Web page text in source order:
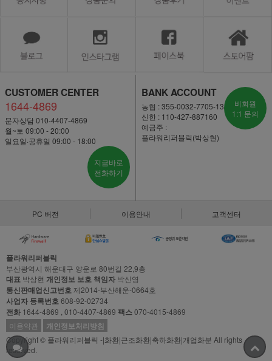
CUSTOMER CENTER
1644-4869
문자상담 010-4407-4869
월~토 09:00 - 20:00
일요일·공휴일 09:00 - 18:00
지금바로
전화하기
BANK ACCOUNT
농협 : 355-0032-7705-13
신한 : 110-427-887160
예금주 :
플라워리퍼블릭(박상현)
비회원
1:1 문의
PC 버전 이용안내 고객센터
플라워리퍼블릭
부산광역시 해운대구 양운로 80번길 22,9층
대표 박상현 개인정보 보호 책임자 박신영
통신판매업신고번호제2014-부산해운-0664호
사업자 등록번호608-92-02734
전화 1644-4869 , 010-4407-4869 팩스070-4015-4869
이용약관
개인정보처리방침
Copyright © 플라워리퍼블릭 -|화환|근조화환|축하화환|개업화분 All rights
reserved.